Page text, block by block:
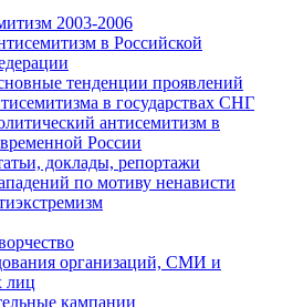
2003-2006
в Российской
тенденции проявлений
в государствах СНГ
антисемитизм в
России
доклады, репортажи
по мотиву ненависти
организаций, СМИ и
лиц
кампании